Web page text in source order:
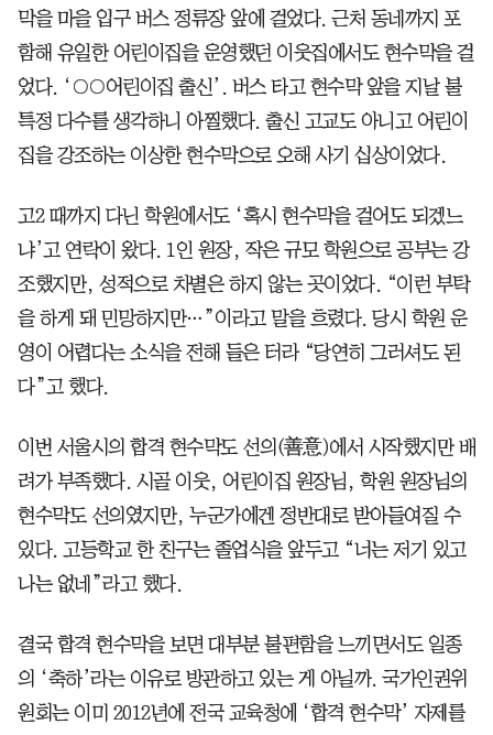
막을 마을 입구 버스 정류장 앞에 걸었다. 근처 동네까지 포
함해 유일한 어린이집을 운영했던 이웃집에서도 현수막을 걸
었다. ‘○○어린이집 출신’. 버스 타고 현수막 앞을 지날 불
특정 다수를 생각하니 아찔했다. 출신 고교도 아니고 어린이
집을 강조하는 이상한 현수막으로 오해 사기 십상이었다.
고2 때까지 다닌 학원에서도 ‘혹시 현수막을 걸어도 되겠느
냐’고 연락이 왔다. 1인 원장, 작은 규모 학원으로 공부는 강
조했지만, 성적으로 차별은 하지 않는 곳이었다. “이런 부탁
을 하게 돼 민망하지만…”이라고 말을 흐렸다. 당시 학원 운
영이 어렵다는 소식을 전해 들은 터라 “당연히 그러셔도 된
다”고 했다.
이번 서울시의 합격 현수막도 선의(善意)에서 시작했지만 배
려가 부족했다. 시골 이웃, 어린이집 원장님, 학원 원장님의
현수막도 선의였지만, 누군가에겐 정반대로 받아들여질 수
있다. 고등학교 한 친구는 졸업식을 앞두고 “너는 저기 있고
나는 없네”라고 했다.
결국 합격 현수막을 보면 대부분 불편함을 느끼면서도 일종
의 ‘축하’라는 이유로 방관하고 있는 게 아닐까. 국가인권위
원회는 이미 2012년에 전국 교육청에 ‘합격 현수막’ 자제를